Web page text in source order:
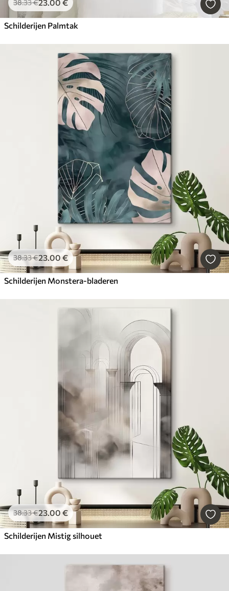
38.33€23.00 €
Schilderijen Palmtak
38.33€23.00 €
Schilderijen Monstera-bladeren
38.33€23.00 €
Schilderijen Mistig silhouet